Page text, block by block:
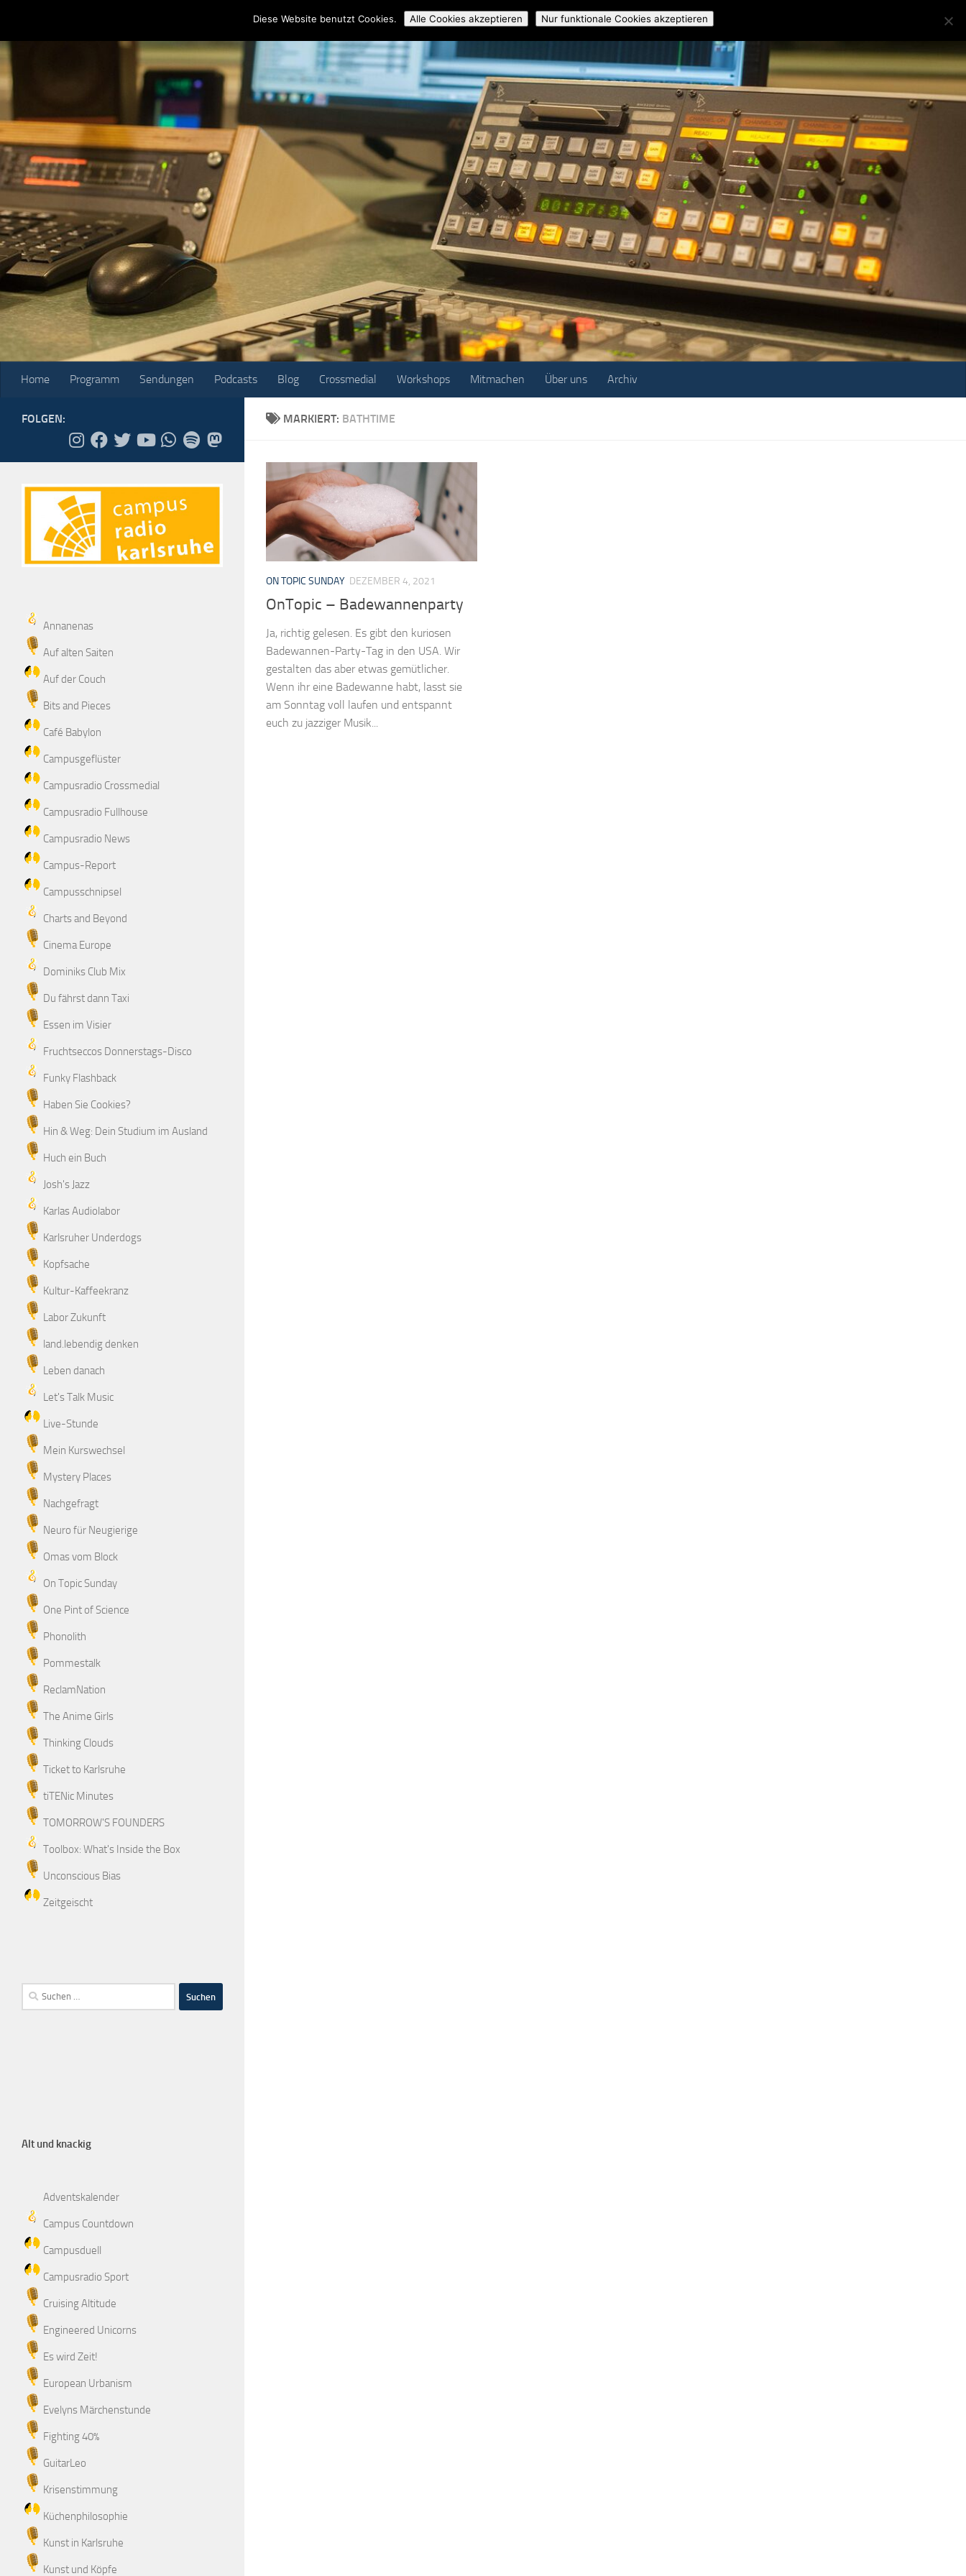
Blog Crossmedial Workshops Mitmachen Über uns Archiv
Home Programm Sendungen Podcasts Blog Crossmedial Workshops Mitmachen Über uns Archiv
MARKIERT: BATHTIME
ON TOPIC SUNDAY DEZEMBER 4, 2021
OnTopic – Badewannenparty
Ja, richtig gelesen. Es gibt den kuriosen
Badewannen-Party-Tag in den USA. Wir
gestalten das aber etwas gemütlicher.
Wenn ihr eine Badewanne habt, lasst sie
am Sonntag voll laufen und entspannt
euch zu jazziger Musik...
FOLGEN:
Annanenas
Auf alten Saiten
Auf der Couch
Bits and Pieces
Café Babylon
Campusgeflüster
Campusradio Crossmedial
Campusradio Fullhouse
Campusradio News
Campus-Report
Campusschnipsel
Charts and Beyond
Cinema Europe
Dominiks Club Mix
Du fährst dann Taxi
Essen im Visier
Fruchtseccos Donnerstags-Disco
Funky Flashback
Haben Sie Cookies?
Hin & Weg: Dein Studium im Ausland
Huch ein Buch
Josh's Jazz
Karlas Audiolabor
Karlsruher Underdogs
Kopfsache
Kultur-Kaffeekranz
Labor Zukunft
land.lebendig denken
Leben danach
Let's Talk Music
Live-Stunde
Mein Kurswechsel
Mystery Places
Nachgefragt
Neuro für Neugierige
Omas vom Block
On Topic Sunday
One Pint of Science
Phonolith
Pommestalk
ReclamNation
The Anime Girls
Thinking Clouds
Ticket to Karlsruhe
tiTENic Minutes
TOMORROW'S FOUNDERS
Toolbox: What's Inside the Box
Unconscious Bias
Zeitgeischt
Alt und knackig
Adventskalender
Campus Countdown
Campusduell
Campusradio Sport
Cruising Altitude
Engineered Unicorns
Es wird Zeit!
European Urbanism
Evelyns Märchenstunde
Fighting 40%
GuitarLeo
Krisenstimmung
Küchenphilosophie
Kunst in Karlsruhe
Kunst und Köpfe
Diese Website benutzt Cookies. Alle Cookies akzeptieren Nur funktionale Cookies akzeptieren